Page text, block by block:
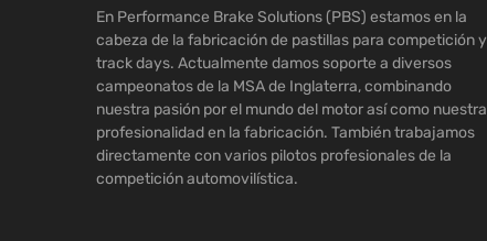
En Performance Brake Solutions (PBS) estamos en la
cabeza de la fabricación de pastillas para competición y
track days. Actualmente damos soporte a diversos
campeonatos de la MSA de Inglaterra, combinando
nuestra pasión por el mundo del motor así como nuestra
profesionalidad en la fabricación. También trabajamos
directamente con varios pilotos profesionales de la
competición automovilística.